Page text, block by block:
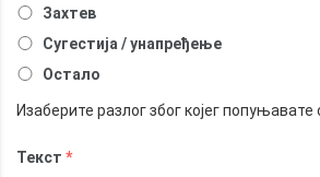
Захтев
Сугестија / унапређење
Остало
Изаберите разлог због којег попуњавате
Текст *